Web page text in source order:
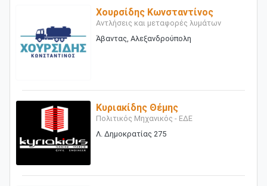
Χουρσίδης Κωνσταντίνος
Αντλήσεις και μεταφορές λυμάτων
Άβαντας, Αλεξανδρούπολη
Κυριακίδης Θέμης
Πολιτικός Μηχανικός - ΕΔΕ
Λ. Δημοκρατίας 275